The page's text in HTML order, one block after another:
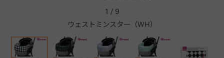
ウェストミンスター（WH）
1 / 9